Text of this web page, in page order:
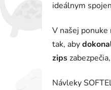
ideálnym
V našej
tak, aby
zips
Návleky